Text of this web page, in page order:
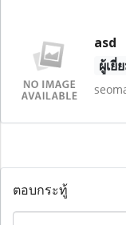
asd
ผู้เยี่
ตอบกระทู้